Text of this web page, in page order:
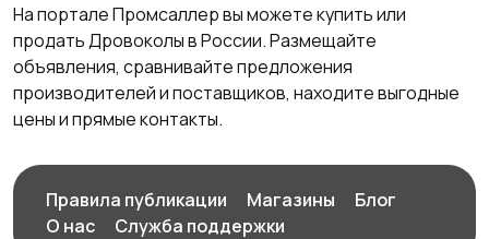
На портале Промсаллер вы можете купить или
продать Дровоколы в России. Размещайте
объявления, сравнивайте предложения
производителей и поставщиков, находите выгодные
цены и прямые контакты.
Правила публикации Магазины
Блог
О нас
Служба поддержки